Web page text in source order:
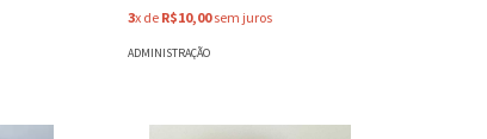
3x de R$10,00sem juros
ADMINISTRAÇÃO